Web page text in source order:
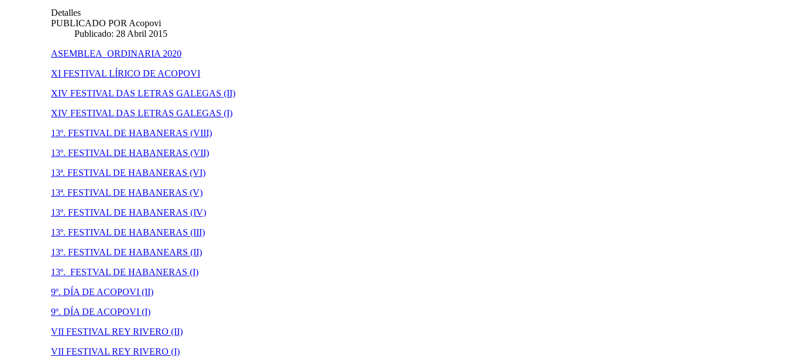
Detalles
PUBLICADO POR Acopovi
Publicado: 28 Abril 2015
ASEMBLEA ORDINARIA 2020
XI FESTIVAL LÍRICO DE ACOPOVI
XIV FESTIVAL DAS LETRAS GALEGAS (II)
XIV FESTIVAL DAS LETRAS GALEGAS (I)
13º. FESTIVAL DE HABANERAS (VIII)
13º. FESTIVAL DE HABANERAS (VII)
13ª. FESTIVAL DE HABANERAS (VI)
13ª. FESTIVAL DE HABANERAS (V)
13º. FESTIVAL DE HABANERAS (IV)
13º. FESTIVAL DE HABANERAS (III)
13º. FESTIVAL DE HABANEARS (II)
13º. FESTVAL DE HABANERAS (I)
9º. DÍA DE ACOPOVI (II)
9º. DÍA DE ACOPOVI (I)
VII FESTIVAL REY RIVERO (II)
VII FESTIVAL REY RIVERO (I)